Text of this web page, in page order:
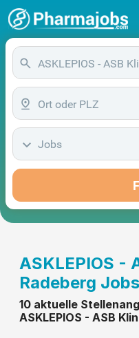
Jobs
ASKLEPIOS -
Radeberg Jobs
10 aktuelle
ASKLEPIOS - ASB